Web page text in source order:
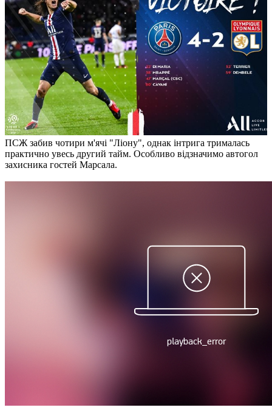
ПСЖ забив чотири м'ячі "Ліону", однак інтрига трималась
практично увесь другий тайм. Особливо відзначимо автогол
захисника гостей Марсала.